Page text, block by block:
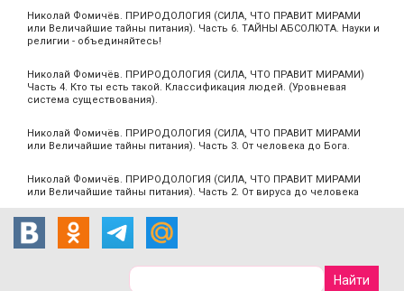
Николай Фомичёв. ПРИРОДОЛОГИЯ (СИЛА, ЧТО ПРАВИТ МИРАМИ
или Величайшие тайны питания). Часть 6. ТАЙНЫ АБСОЛЮТА. Науки и
религии - объединяйтесь!
Николай Фомичёв. ПРИРОДОЛОГИЯ (СИЛА, ЧТО ПРАВИТ МИРАМИ)
Часть 4. Кто ты есть такой. Классификация людей. (Уровневая
система существования).
Николай Фомичёв. ПРИРОДОЛОГИЯ (СИЛА, ЧТО ПРАВИТ МИРАМИ
или Величайшие тайны питания). Часть 3. От человека до Бога.
Николай Фомичёв. ПРИРОДОЛОГИЯ (СИЛА, ЧТО ПРАВИТ МИРАМИ
или Величайшие тайны питания). Часть 2. От вируса до человека